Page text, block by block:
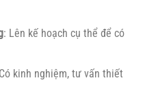
: Lên kế hoạch cụ thể để có
kinh nghiệm, tư vấn thiết